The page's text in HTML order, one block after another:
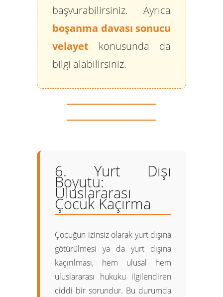
başvurabilirsiniz. Ayrıca
boşanma davası sonucu
velayet konusunda da
bilgi alabilirsiniz.
6. Yurt Dışı
Boyutu:
Uluslararası
Çocuk Kaçırma
Çocuğun izinsiz olarak yurt dışına
götürülmesi ya da yurt dışına
kaçırılması, hem ulusal hem
uluslararası hukuku ilgilendiren
ciddi bir sorundur. Bu durumda